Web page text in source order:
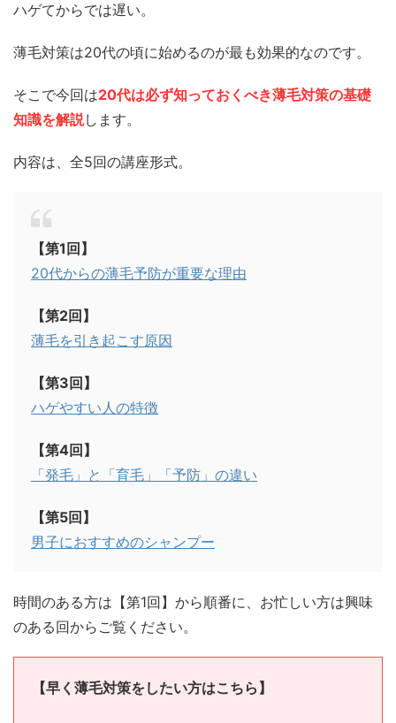
ハゲてからでは遅い。
薄毛対策は20代の頃に始めるのが最も効果的なのです。
そこで今回は20代は必ず知っておくべき薄毛対策の基礎
知識を解説します。
内容は、全5回の講座形式。
【第1回】
20代からの薄毛予防が重要な理由
【第2回】
薄毛を引き起こす原因
【第3回】
ハゲやすい人の特徴
【第4回】
「発毛」と「育毛」「予防」の違い
【第5回】
男子におすすめのシャンプー
時間のある方は【第1回】から順番に、お忙しい方は興味
のある回からご覧ください。
【早く薄毛対策をしたい方はこちら】